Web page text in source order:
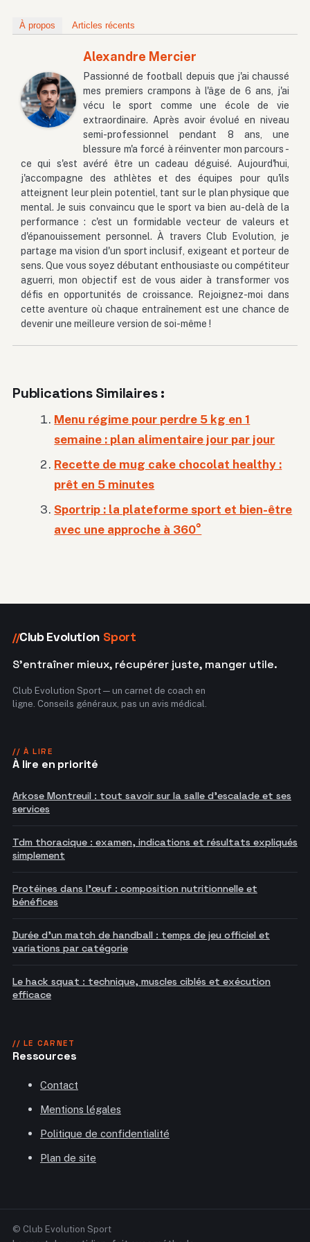
À propos Articles récents
Alexandre Mercier
Passionné de football depuis que j'ai chaussé
mes premiers crampons à l'âge de 6 ans, j'ai
vécu le sport comme une école de vie
extraordinaire. Après avoir évolué en niveau
semi-professionnel pendant 8 ans, une
blessure m'a forcé à réinventer mon parcours -
ce qui s'est avéré être un cadeau déguisé. Aujourd'hui,
j'accompagne des athlètes et des équipes pour qu'ils
atteignent leur plein potentiel, tant sur le plan physique que
mental. Je suis convaincu que le sport va bien au-delà de la
performance : c'est un formidable vecteur de valeurs et
d'épanouissement personnel. À travers Club Evolution, je
partage ma vision d'un sport inclusif, exigeant et porteur de
sens. Que vous soyez débutant enthousiaste ou compétiteur
aguerri, mon objectif est de vous aider à transformer vos
défis en opportunités de croissance. Rejoignez-moi dans
cette aventure où chaque entraînement est une chance de
devenir une meilleure version de soi-même !
Publications Similaires :
Menu régime pour perdre 5 kg en 1
semaine : plan alimentaire jour par jour
Recette de mug cake chocolat healthy :
prêt en 5 minutes
Sportrip : la plateforme sport et bien-être
avec une approche à 360°
//Club Evolution Sport
S'entraîner mieux, récupérer juste, manger utile.
Club Evolution Sport — un carnet de coach en
ligne. Conseils généraux, pas un avis médical.
// À LIRE
À lire en priorité
Arkose Montreuil : tout savoir sur la salle d'escalade et ses
services
Tdm thoracique : examen, indications et résultats expliqués
simplement
Protéines dans l'œuf : composition nutritionnelle et
bénéfices
Durée d'un match de handball : temps de jeu officiel et
variations par catégorie
Le hack squat : technique, muscles ciblés et exécution
efficace
// LE CARNET
Ressources
Contact
Mentions légales
Politique de confidentialité
Plan de site
© Club Evolution Sport